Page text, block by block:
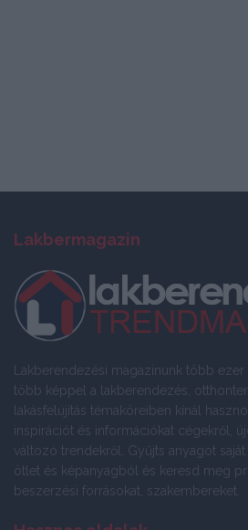
Lakbermagazin
Lakberendezési magazinunk több
több képpel a lakberendezés,
lakásfelújítás témaköreiben kínál
inspirációt és információkat cégekről,
változó trendekről. Gyűjts anyagot
ötlet és képanyagból és keresd meg
beszerzési forrásokat, szakembereket.